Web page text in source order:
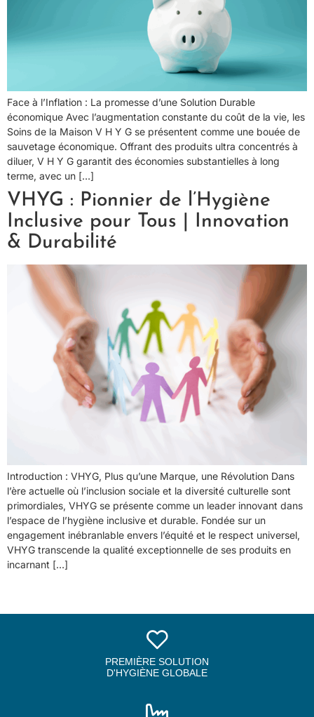
Face à l’Inflation : La promesse d’une Solution Durable
économique Avec l’augmentation constante du coût de la vie, les
Soins de la Maison V H Y G se présentent comme une bouée de
sauvetage économique. Offrant des produits ultra concentrés à
diluer, V H Y G garantit des économies substantielles à long
terme, avec un […]
VHYG : Pionnier de l’Hygiène
Inclusive pour Tous | Innovation
& Durabilité
Introduction : VHYG, Plus qu’une Marque, une Révolution Dans
l’ère actuelle où l’inclusion sociale et la diversité culturelle sont
primordiales, VHYG se présente comme un leader innovant dans
l’espace de l’hygiène inclusive et durable. Fondée sur un
engagement inébranlable envers l’équité et le respect universel,
VHYG transcende la qualité exceptionnelle de ses produits en
incarnant […]
PREMIÈRE SOLUTION
D'HYGIÈNE GLOBALE